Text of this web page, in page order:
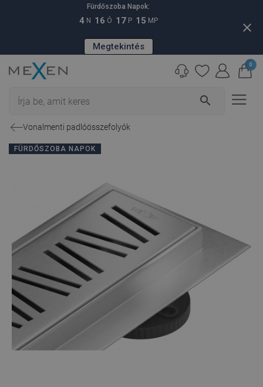
Fürdőszoba Napok:
4 N 16 Ó 17 P 14 MP
Megtekintés
close
search
0
Vonalmenti padlóösszefolyók
FÜRDŐSZOBA NAPOK